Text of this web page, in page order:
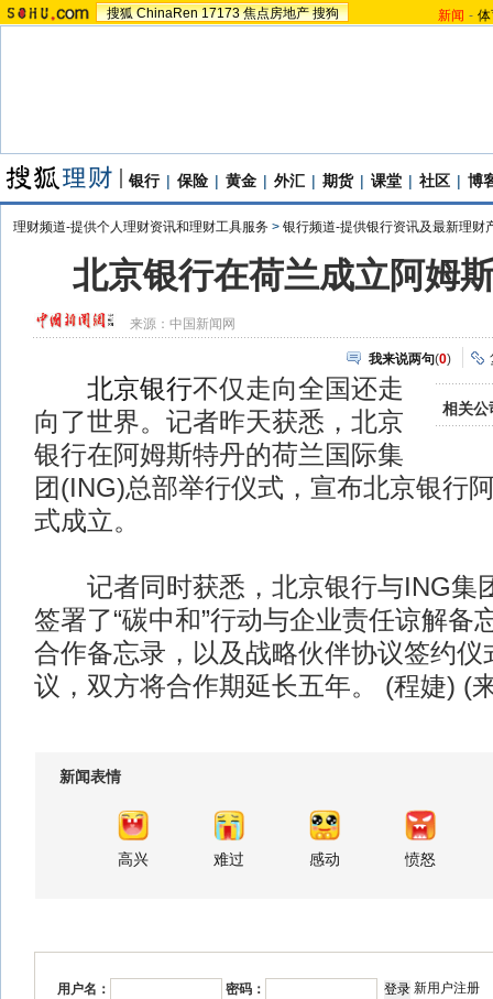
搜狐 ChinaRen 17173 焦点房地产 搜狗 新闻 -
银行 | 保险 | 黄金 | 外汇 | 期货 | 课堂 | 社区 | 博
理财频道-提供个人理财资讯和理财工具服务 > 银行频道-提供银行资讯及最新理财
北京银行在荷兰成立阿姆
来源： 中国新闻网
我来说两句(0)
相关公
北京银行不仅走向全国还走
向了世界。记者昨天获悉，北京
银行在阿姆斯特丹的荷兰国际集
团(ING)总部举行仪式，宣布北京银行
式成立。
记者同时获悉，北京银行与ING集
签署了“碳中和”行动与企业责任谅解备
合作备忘录，以及战略伙伴协议签约仪
议，双方将合作期延长五年。 (程婕) (
新闻表情
高兴 难过 感动 愤怒
用户名： 密码： 新用户注册